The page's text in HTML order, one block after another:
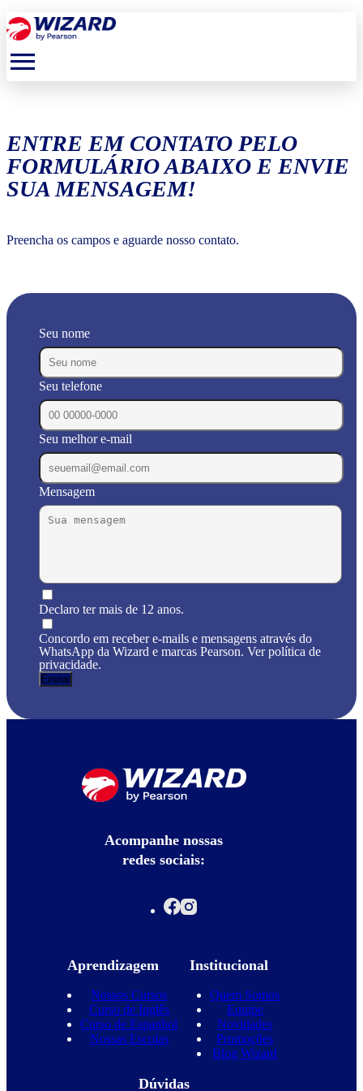
menu
ENTRE EM CONTATO PELO
FORMULÁRIO ABAIXO E ENVIE
SUA MENSAGEM!
Preencha os campos e aguarde nosso contato.
Seu nome
Seu telefone
Seu melhor e-mail
Mensagem
Declaro ter mais de 12 anos.
Concordo em receber e-mails e mensagens através do
WhatsApp da Wizard e marcas Pearson. Ver política de
privacidade.
Acompanhe nossas
redes sociais:
Aprendizagem
Nossos Cursos
Curso de Inglês
Curso de Espanhol
Nossas Escolas
Institucional
Quem Somos
Equipe
Novidades
Promoções
Blog Wizard
Dúvidas